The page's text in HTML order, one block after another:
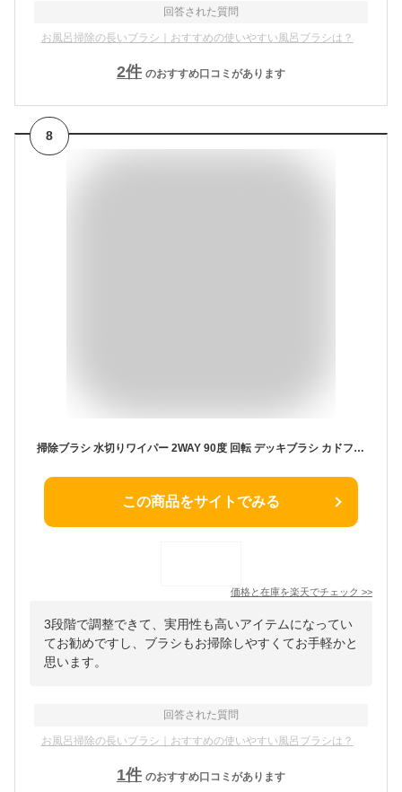
回答された質問
お風呂掃除の長いブラシ｜おすすめの使いやすい風呂ブラシは？
2件 のおすすめ口コミがあります
8
掃除ブラシ 水切りワイパー 2WAY 90度 回転 デッキブラシ カドフィット 3段階 長さ調整 軽量 省スペース ほうき お風呂 浴室 床 カーペット スクレーパー ワイパー フロアー ブラシ 伸縮 隙間 トング付き 長い 高い所
この商品をサイトでみる
価格と在庫を楽天でチェック >>
3段階で調整できて、実用性も高いアイテムになってい
てお勧めですし、ブラシもお掃除しやすくてお手軽かと
思います。
回答された質問
お風呂掃除の長いブラシ｜おすすめの使いやすい風呂ブラシは？
1件 のおすすめ口コミがあります